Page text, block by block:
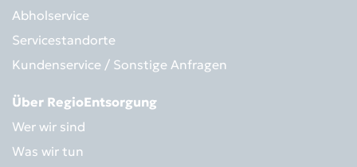
Abholservice
Servicestandorte
Kundenservice / Sonstige Anfragen
Über RegioEntsorgung
Wer wir sind
Was wir tun